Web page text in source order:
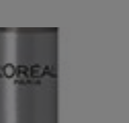
NEXT CARD